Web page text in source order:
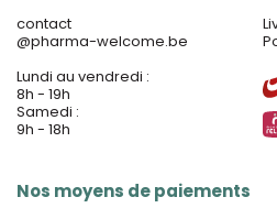
contact
@pharma-welcome.be
Lundi au vendredi :
8h - 19h
Samedi :
9h - 18h
Nos moyens de paiements